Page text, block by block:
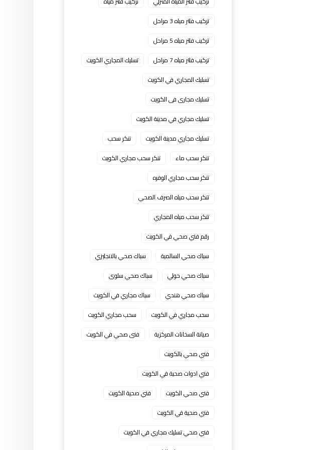
تركيب فلتر مياه 3 مراحل
تركيب فلتر مياه 5 مراحل
تركيب فلتر مياه 7 مراحل
تسليك المجاري الكويت
تسليك المجاري في الكويت
تسليك مجارى فى الكويت
تسليك مجاري في مدينة الكويت
تسليك مجاري مدينة الكويت
تنكر سحب
تنكر سحب ماء
تنكر سحب مجاري الكويت
تنكر سحب مجاري الوفره
تنكر سحب مياه الصرف الصحي
تنكر سحب مياه المجاري
رقم فني صحي في الكويت
سباك صحي السالمية
سباك صحي بالانجليزي
سباك صحي حولي
سباك صحي سلوى
سباك صحي هندي
سباك مجاري في الكويت
سحب مجاري في الكويت
سحب مجاري الكويت
صيانة السخانات المركزية
فنى صحي في الكويت
فني صحي بالكويت
فني ادوات صحية في الكويت
فني صحي الكويت
فني صحية الكويت
فني صحية في الكويت
فني صحي تسليك مجاري في الكويت